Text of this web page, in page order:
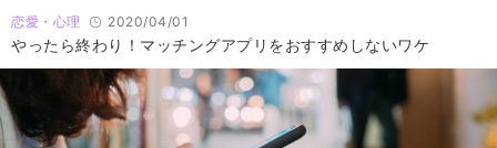
恋愛・心理 2020/04/01
やったら終わり！マッチングアプリをおすすめしないワケ